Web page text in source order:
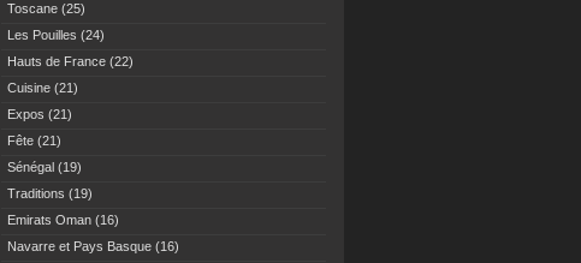
Toscane (25)
Les Pouilles (24)
Hauts de France (22)
Cuisine (21)
Expos (21)
Fête (21)
Sénégal (19)
Traditions (19)
Emirats Oman (16)
Navarre et Pays Basque (16)